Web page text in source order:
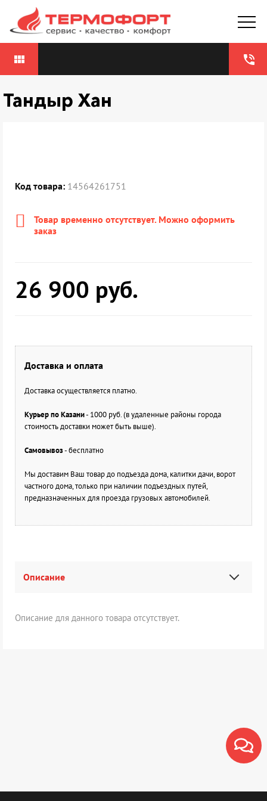
phone_in_talk
view_module
Тандыр Хан
Код товара: 14564261751
Товар временно отсутствует. Можно оформить
заказ
26 900 руб.
Доставка и оплата
Доставка осуществляется платно.
Курьер по Казани- 1000 руб. (в удаленные районы города
стоимость доставки может быть выше).
Самовывоз- бесплатно
Мы доставим Ваш товар до подъезда дома, калитки дачи, ворот
частного дома, только при наличии подъездных путей,
предназначенных для проезда грузовых автомобилей.
Описание
Описание для данного товара отсутствует.